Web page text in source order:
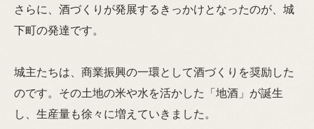
さらに、酒づくりが発展するきっかけとなったのが、城
下町の発達です。
城主たちは、商業振興の一環として酒づくりを奨励した
のです。その土地の米や水を活かした「地酒」が誕生
し、生産量も徐々に増えていきました。